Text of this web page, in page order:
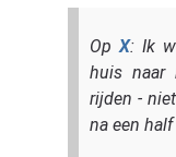
OpX: Ik
huis naar
rijden -
na een